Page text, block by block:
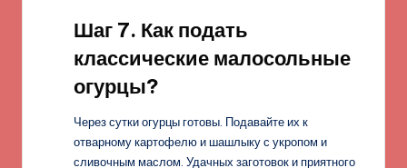
Шаг 7. Как подать
классические малосольные
огурцы?
Через сутки огурцы готовы. Подавайте их к
отварному картофелю и шашлыку с укропом и
сливочным маслом. Удачных заготовок и приятного